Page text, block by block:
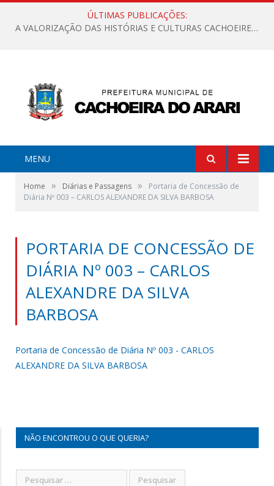
ÚLTIMAS PUBLICAÇÕES:
A VALORIZAÇÃO DAS HISTÓRIAS E CULTURAS CACHOEIRENSES
MENU
Home » Diárias e Passagens »
Portaria de Concessão de
Diária Nº 003 – CARLOS ALEXANDRE DA SILVA BARBOSA
PORTARIA DE CONCESSÃO DE
DIÁRIA Nº 003 – CARLOS
ALEXANDRE DA SILVA
BARBOSA
Portaria de Concessão de Diária Nº 003 - CARLOS
ALEXANDRE DA SILVA BARBOSA
NÃO ENCONTROU O QUE QUERIA?